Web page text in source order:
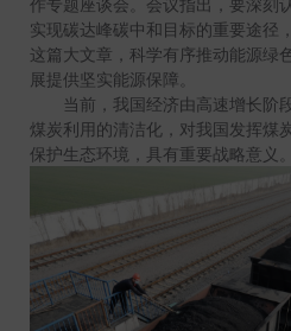
实现碳达峰碳中和目标的重要途径
这篇大文章，科学有序推动能源绿
展提供坚实能源保障。
当前，我国经济由高速增长阶
煤炭利用的清洁化，对我国发挥煤
保护生态环境，具有重要战略意义。